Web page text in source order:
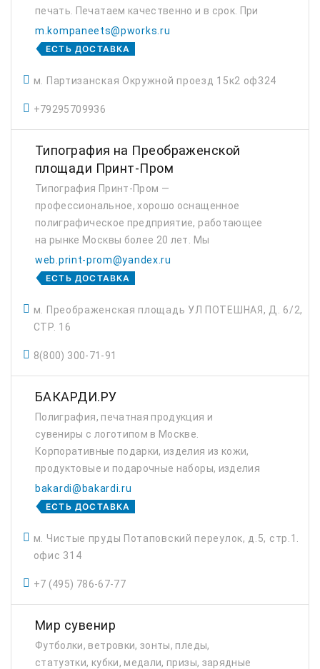
печать. Печатаем качественно и в срок. При
необходимости изготовим макет. Есть
доставка. Метро Партизанская (мцк
m.kompaneets@pworks.ru
ЕСТЬ ДОСТАВКА
м. Партизанская Окружной проезд 15к2 оф324
+79295709936
Типография на Преображенской
площади Принт-Пром
Типография Принт-Пром —
профессиональное, хорошо оснащенное
полиграфическое предприятие, работающее
на рынке Москвы более 20 лет. Мы
выполняем работы, используя современные
технологии офсетной, цифровой и других
web.print-prom@yandex.ru
ЕСТЬ ДОСТАВКА
м. Преображенская площадь УЛ ПОТЕШНАЯ, Д. 6/2,
СТР. 16
8(800) 300-71-91
БАКАРДИ.РУ
Полиграфия, печатная продукция и
сувениры с логотипом в Москве.
Корпоративные подарки, изделия из кожи,
продуктовые и подарочные наборы, изделия
из пластика.
bakardi@bakardi.ru
ЕСТЬ ДОСТАВКА
м. Чистые пруды Потаповский переулок, д.5, стр.1.
офис 314
+7 (495) 786-67-77
Мир сувенир
Футболки, ветровки, зонты, пледы,
статуэтки, кубки, медали, призы, зарядные